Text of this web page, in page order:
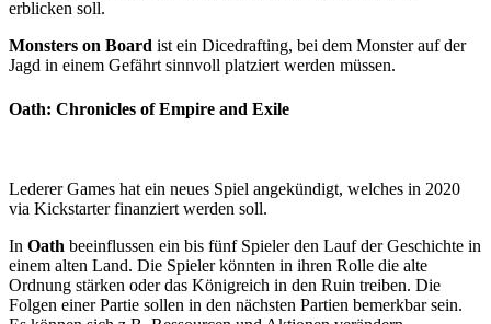
erblicken soll.
Monsters on Board ist ein Dicedrafting, bei dem Monster auf der
Jagd in einem Gefährt sinnvoll platziert werden müssen.
Oath: Chronicles of Empire and Exile
Lederer Games hat ein neues Spiel angekündigt, welches in 2020
via Kickstarter finanziert werden soll.
In Oath beeinflussen ein bis fünf Spieler den Lauf der Geschichte in
einem alten Land. Die Spieler könnten in ihren Rolle die alte
Ordnung stärken oder das Königreich in den Ruin treiben. Die
Folgen einer Partie sollen in den nächsten Partien bemerkbar sein.